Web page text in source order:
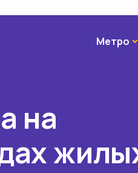
Метро
на